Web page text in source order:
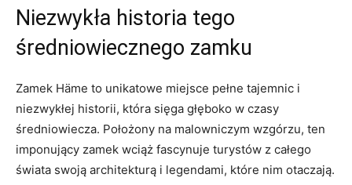
Niezwykła historia⁢ tego
średniowiecznego‍ zamku
Zamek ⁣Häme to unikatowe miejsce pełne⁤ tajemnic i
niezwykłej historii, która sięga głęboko w czasy
średniowiecza. Położony na malowniczym wzgórzu, ten
⁤imponujący zamek⁢ wciąż fascynuje turystów z całego
świata swoją architekturą i legendami, które nim otaczają.